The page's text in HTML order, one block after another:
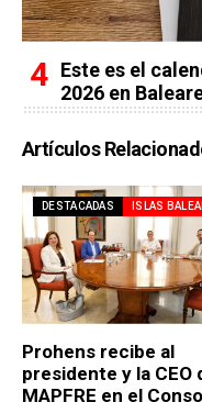
Este es el
2026 en
Artículos
DESTACADAS ISLAS
Prohens recibe al
presidente y la CEO
MAPFRE en el